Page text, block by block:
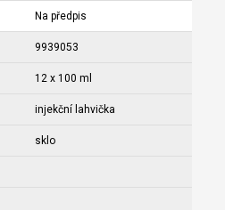
Na předpis
9939053
12 x 100 ml
injekční lahvička
sklo